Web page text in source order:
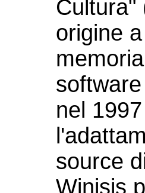
Cultura"
origine
nel
source
Winisis